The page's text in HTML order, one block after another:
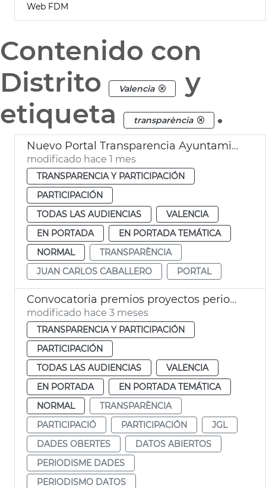
Web FDM
Contenido con
Distrito
Valencia
y
etiqueta
transparència .
Nuevo Portal Transparencia Ayuntamiento de València
modificado hace 1 mes
TRANSPARENCIA Y PARTICIPACIÓN
PARTICIPACIÓN
TODAS LAS AUDIENCIAS
VALENCIA
EN PORTADA
EN PORTADA TEMÁTICA
NORMAL
TRANSPARÈNCIA
JUAN CARLOS CABALLERO
PORTAL
Convocatoria premios proyectos periodismo datos abiertos València
modificado hace 3 meses
TRANSPARENCIA Y PARTICIPACIÓN
PARTICIPACIÓN
TODAS LAS AUDIENCIAS
VALENCIA
EN PORTADA
EN PORTADA TEMÁTICA
NORMAL
TRANSPARÈNCIA
PARTICIPACIÓ
PARTICIPACIÓN
JGL
DADES OBERTES
DATOS ABIERTOS
PERIODISME DADES
PERIODISMO DATOS